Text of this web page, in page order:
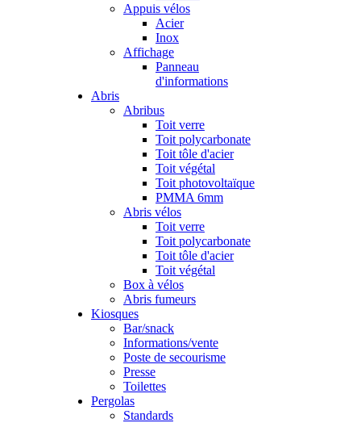
Appuis vélos
Acier
Inox
Affichage
Panneau
d'informations
Abris
Abribus
Toit verre
Toit polycarbonate
Toit tôle d'acier
Toit végétal
Toit photovoltaïque
PMMA 6mm
Abris vélos
Toit verre
Toit polycarbonate
Toit tôle d'acier
Toit végétal
Box à vélos
Abris fumeurs
Kiosques
Bar/snack
Informations/vente
Poste de secourisme
Presse
Toilettes
Pergolas
Standards